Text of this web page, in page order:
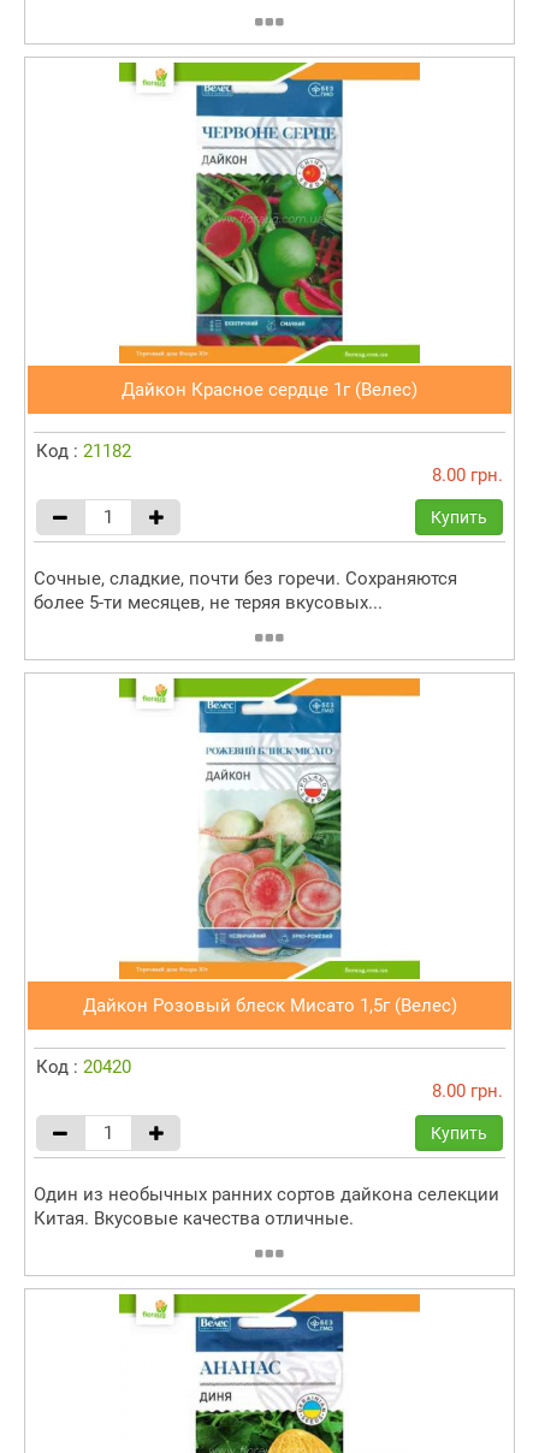
Дайкон Красное сердце 1г (Велес)
Код : 21182
8.00 грн.
Купить
Сочные, сладкие, почти без горечи. Сохраняются
более 5-ти месяцев, не теряя вкусовых...
Дайкон Розовый блеск Мисато 1,5г (Велес)
Код : 20420
8.00 грн.
Купить
Один из необычных ранних сортов дайкона селекции
Китая. Вкусовые качества отличные.